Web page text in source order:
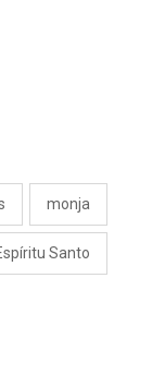
monja
Santo